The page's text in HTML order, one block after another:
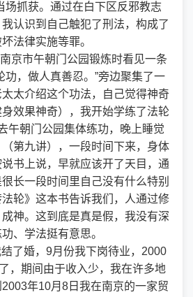
场抓获。通过在白下区反邪教志
认识到自己触犯了刑法，构成了
法律实施等罪。
京市午朝门公园锻炼时看见一条
功，做人真善忍。”旁边聚集了一
太介绍这个功法，自己觉得神奇
身效果神奇），我开始学练了法轮
午朝门公园集体练功，晚上睡觉
第九讲），一段时间下来，身体
书上说，早就应该开了天目，通
长一段时间里自己没有什么特别
轮》这本书告诉我们，人通过修
神。这到底是真是假，我没有深
、学法挺有意思。
了婚，9月份我下岗待业，2000
，期间由于收入少，我在许多地
年10月8日我在南京的一家贸